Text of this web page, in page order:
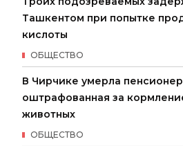
Ташкентом при попытке
кислоты
ОБЩЕСТВО
В Чирчике умерла
оштрафованная за
животных
ОБЩЕСТВО